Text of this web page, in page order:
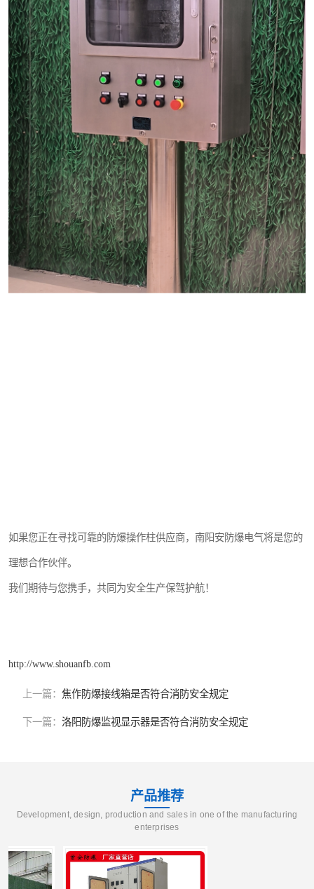
如果您正在寻找可靠的防爆操作柱供应商，南阳安防爆电气将是您的
理想合作伙伴。
我们期待与您携手，共同为安全生产保驾护航！
http://www.shouanfb.com
上一篇： 焦作防爆接线箱是否符合消防安全规定
下一篇： 洛阳防爆监视显示器是否符合消防安全规定
产品推荐
Development, design, production and sales in one of the manufacturing
enterprises